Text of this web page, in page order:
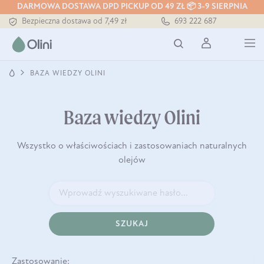
DARMOWA DOSTAWA DPD PICKUP OD 49 ZŁ 📦 3-9 SIERPNIA
Bezpieczna dostawa od 7,49 zł
Darmowa dostawa od 199 zł
Tłoczony zawsze na zimno
693 222 687
BAZA WIEDZY OLINI
Baza wiedzy Olini
Wszystko o właściwościach i zastosowaniach naturalnych
olejów
SZUKAJ
Zastosowanie: